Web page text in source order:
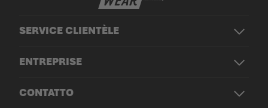
SERVICE CLIENTÈLE
ENTREPRISE
CONTATTO